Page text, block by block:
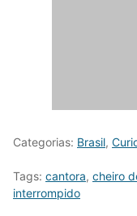
Categorias: Brasil,
Tags: cantora, cheiro
interrompido